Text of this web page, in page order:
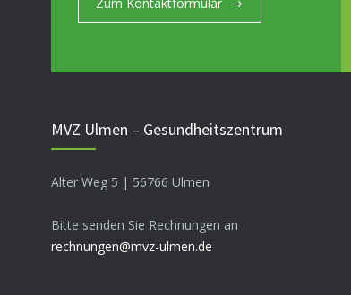
MVZ Ulmen – Gesundheitszentrum
Alter Weg 5 | 56766 Ulmen
Bitte senden Sie Rechnungen an
rechnungen@mvz-ulmen.de